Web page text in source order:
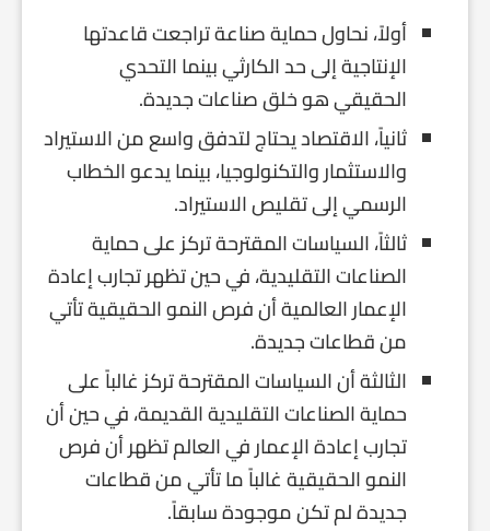
أولاً، نحاول حماية صناعة تراجعت قاعدتها
الإنتاجية إلى حد الكارثي بينما التحدي
الحقيقي هو خلق صناعات جديدة.
ثانياً، الاقتصاد يحتاج لتدفق واسع من الاستيراد
والاستثمار والتكنولوجيا، بينما يدعو الخطاب
الرسمي إلى تقليص الاستيراد.
ثالثاً، السياسات المقترحة تركز على حماية
الصناعات التقليدية، في حين تظهر تجارب إعادة
الإعمار العالمية أن فرص النمو الحقيقية تأتي
من قطاعات جديدة.
الثالثة أن السياسات المقترحة تركز غالباً على
حماية الصناعات التقليدية القديمة، في حين أن
تجارب إعادة الإعمار في العالم تظهر أن فرص
النمو الحقيقية غالباً ما تأتي من قطاعات
جديدة لم تكن موجودة سابقاً.